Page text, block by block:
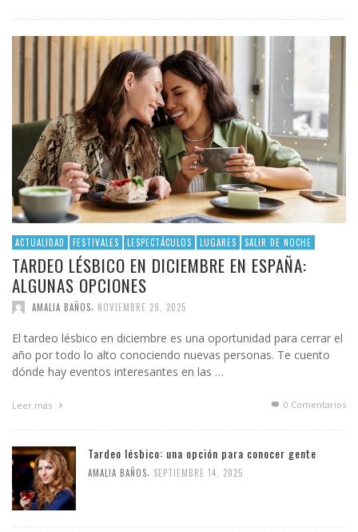
ACTUALIDAD FESTIVALES LESPECTÁCULOS LUGARES SALIR DE NOCHE
TARDEO LÉSBICO EN DICIEMBRE EN ESPAÑA:
ALGUNAS OPCIONES
AMALIA BAÑOS NOVIEMBRE 29, 2025
El tardeo lésbico en diciembre es una oportunidad para cerrar el
año por todo lo alto conociendo nuevas personas. Te cuento
dónde hay eventos interesantes en las …
Leer más 0 Comentarios
Tardeo lésbico: una opción para conocer gente
AMALIA BAÑOS SEPTIEMBRE 14, 2025